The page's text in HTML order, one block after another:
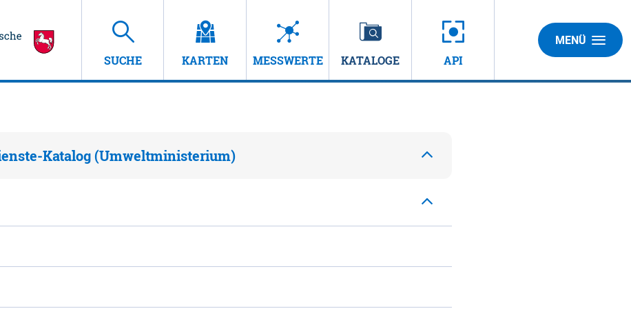
SUCHE KARTEN MESSWERTE KATALOGE API
MENÜ
Katalog (Umweltministerium)